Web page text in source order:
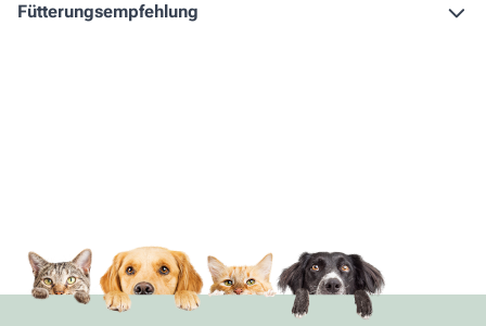
Fütterungs­empfehlung